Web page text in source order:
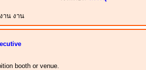
าน งาน
booth or venue.